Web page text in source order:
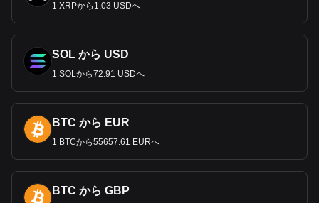
1 XRPから1.03 USDへ
SOL から USD
1 SOLから72.91 USDへ
BTC から EUR
1 BTCから55657.61 EURへ
BTC から GBP